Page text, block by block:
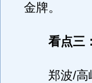
金牌。
看点三
郑波/高崚